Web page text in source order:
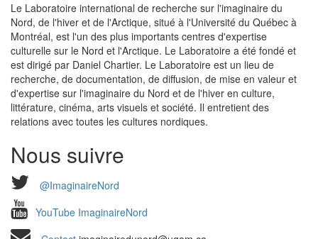
Le Laboratoire international de recherche sur l'imaginaire du
Nord, de l'hiver et de l'Arctique, situé à l'Université du Québec à
Montréal, est l'un des plus importants centres d'expertise
culturelle sur le Nord et l'Arctique. Le Laboratoire a été fondé et
est dirigé par Daniel Chartier. Le Laboratoire est un lieu de
recherche, de documentation, de diffusion, de mise en valeur et
d'expertise sur l'imaginaire du Nord et de l'hiver en culture,
littérature, cinéma, arts visuels et société. Il entretient des
relations avec toutes les cultures nordiques.
Nous suivre
@ImaginaireNord
YouTube ImaginaireNord